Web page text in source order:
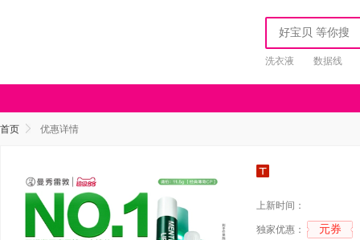
洗衣液 数据线
首页 优惠详情
上新时间：
独家优惠： 元券